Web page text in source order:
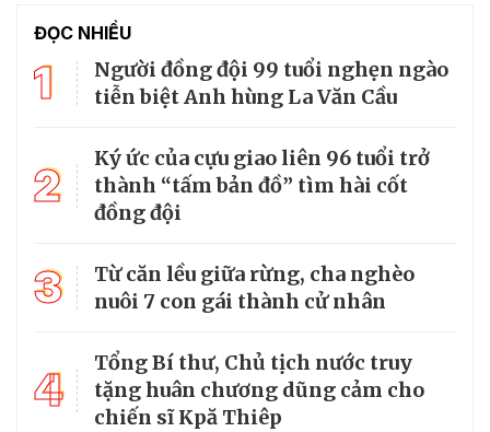
ĐỌC NHIỀU
1
Người đồng đội 99 tuổi nghẹn ngào
tiễn biệt Anh hùng La Văn Cầu
2
Ký ức của cựu giao liên 96 tuổi trở
thành “tấm bản đồ” tìm hài cốt
đồng đội
3
Từ căn lều giữa rừng, cha nghèo
nuôi 7 con gái thành cử nhân
4
Tổng Bí thư, Chủ tịch nước truy
tặng huân chương dũng cảm cho
chiến sĩ Kpă Thiêp